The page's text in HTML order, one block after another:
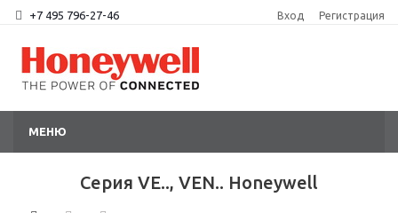
+7 495 796-27-46 Вход Регистрация
МЕНЮ
Серия VE.., VEN.. Honeywell